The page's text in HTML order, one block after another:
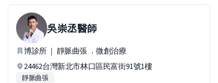
吳崇丞醫師
博診所 ｜ 靜脈曲張 ．微創治療
24462台灣新北市林口區民富街91號1樓
靜脈曲張